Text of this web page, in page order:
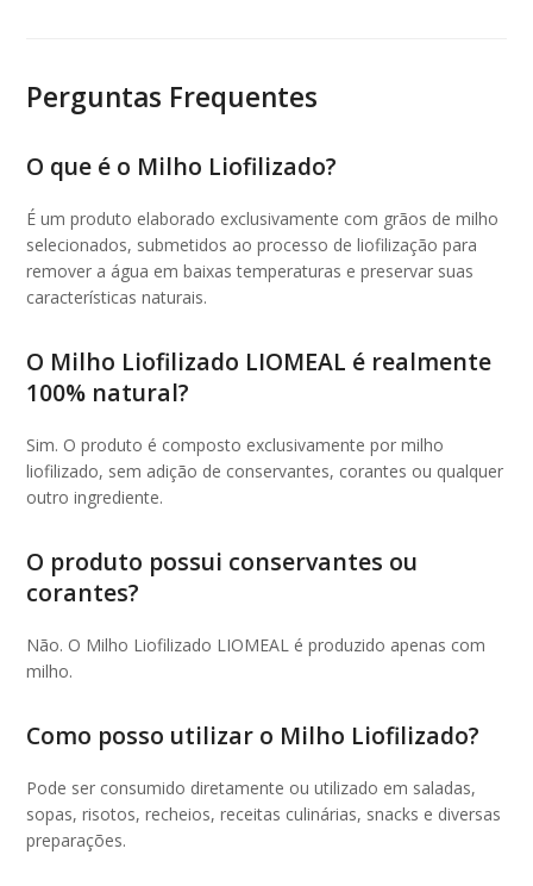
Perguntas Frequentes
O que é o Milho Liofilizado?
É um produto elaborado exclusivamente com grãos de milho
selecionados, submetidos ao processo de liofilização para
remover a água em baixas temperaturas e preservar suas
características naturais.
O Milho Liofilizado LIOMEAL é realmente
100% natural?
Sim. O produto é composto exclusivamente por milho
liofilizado, sem adição de conservantes, corantes ou qualquer
outro ingrediente.
O produto possui conservantes ou
corantes?
Não. O Milho Liofilizado LIOMEAL é produzido apenas com
milho.
Como posso utilizar o Milho Liofilizado?
Pode ser consumido diretamente ou utilizado em saladas,
sopas, risotos, recheios, receitas culinárias, snacks e diversas
preparações.